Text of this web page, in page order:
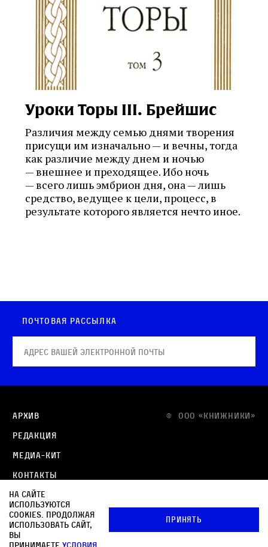
Уроки Торы III. Брейшис
Различия между семью днями творения
присущи им изначально — и вечны, тогда
как различие между днем и ночью
— внешнее и преходящее. Ибо ночь
— всего лишь эмбрион дня, она — лишь
средство, ведущее к цели, процесс, в
результате которого является нечто иное.
Почтовая рассылка
© OOO «КНИЖНИКИ»
Архив
Редакция
Медиа-кит
Контакты
Политика в отношении обработки персональных
данных
Политика обработки файлов cookie
На сайте
используются
cookies. Продолжая
использовать сайт,
вы
принимаете условия
Принять